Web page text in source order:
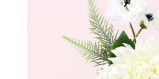
会員登録・取引申請